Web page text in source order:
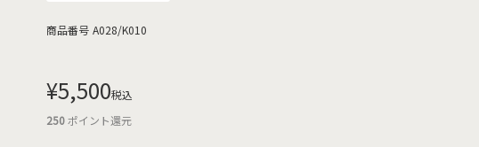
商品番号 A028/K010
¥5,500税込
250ポイント還元